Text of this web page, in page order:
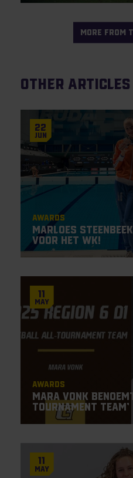
MORE FROM
Other articles
22
Jun
Awards
Marloes
voor het WK!
11
May
Awards
Mara Vonk
Tournament Team’
11
May